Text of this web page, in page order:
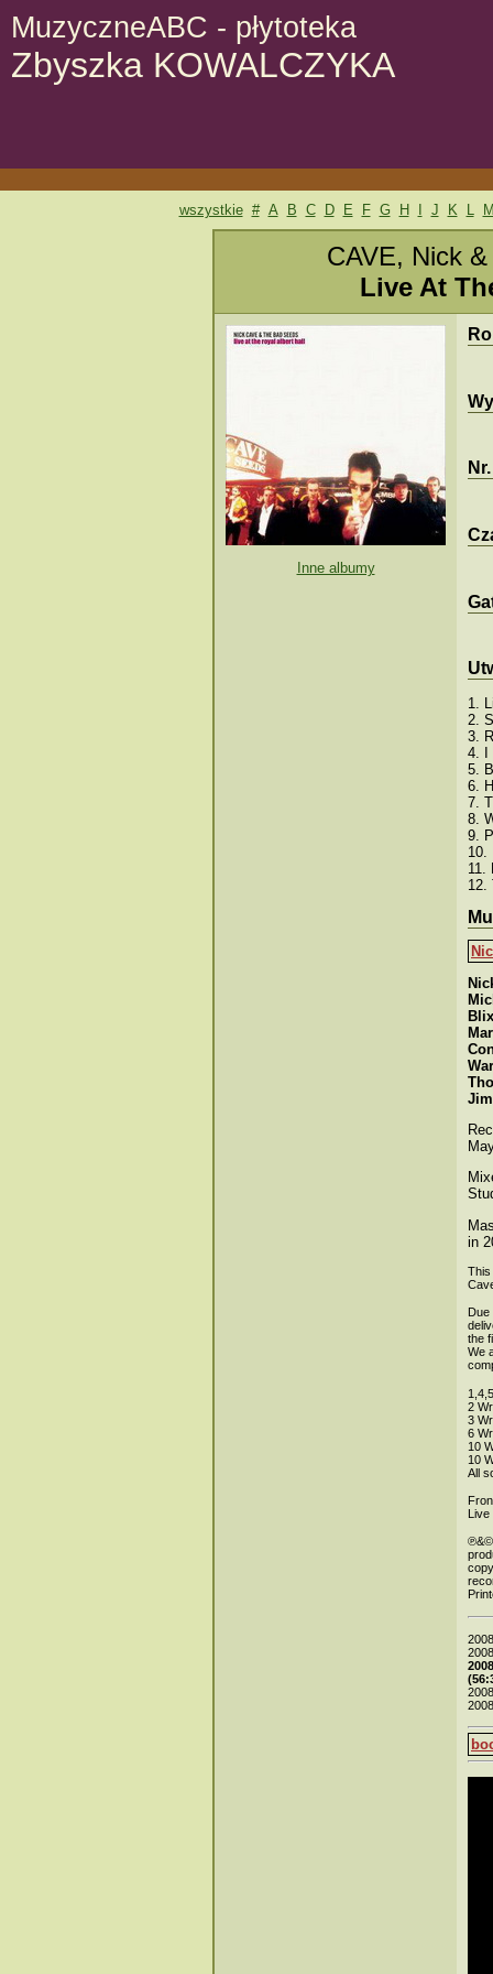
MuzyczneABC - płytoteka
Zbyszka KOWALCZYKA
wszystkie # A B C D E F G H J K L
CAVE, Nick
Live At
Inne albumy
1.
2.
3.
4. I
5.
6.
7.
8.
9.
10.
11.
12.
in
This
the
We
2
3
6
10
10
All
℗&©